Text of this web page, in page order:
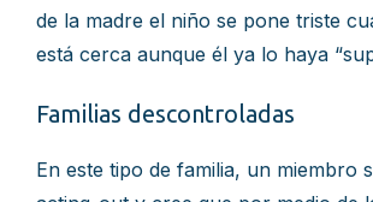
de la madre el niño se pone triste
está cerca aunque él ya lo haya
Familias descontroladas
En este tipo de familia, un miembro